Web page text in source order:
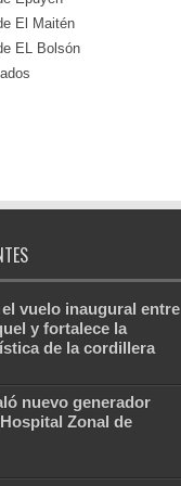
El Maitén
EL Bolsón
vuelo inaugural entre
y fortalece la
de la cordillera
nuevo generador
Zonal de